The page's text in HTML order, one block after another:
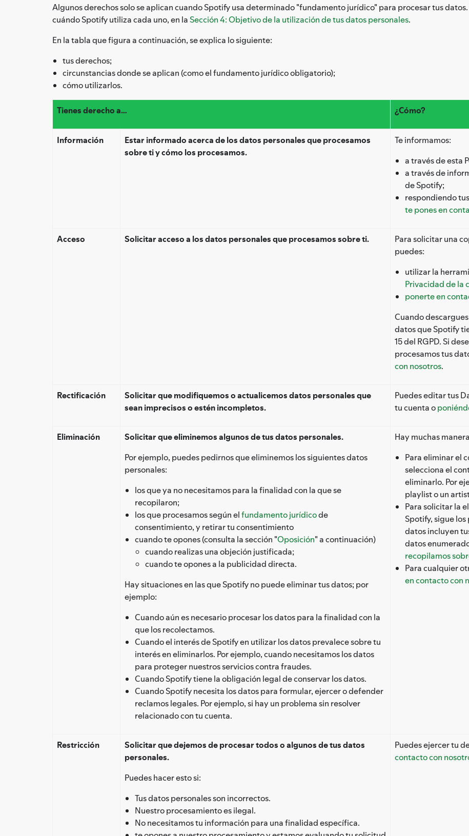
Algunos derechos solo se aplican cuando Spotify usa determinado "fundamento jurídico" para procesar tus
cuándo Spotify utiliza cada uno, en la Sección 4: Objetivo de la utilización de tus datos personales.
En la tabla que figura a continuación, se explica lo siguiente:
tus derechos;
circunstancias donde se aplican (como el fundamento jurídico obligatorio);
cómo utilizarlos.
Tienes derecho a… ¿Cómo?
Información
Estar informado acerca de los datos personales que procesamos
sobre ti y cómo los procesamos.
Te informamos:
a través de esta
a través de
de Spotify;
respondiendo
te pones en
Acceso Solicitar acceso a los datos personales que procesamos sobre ti.
Para solicitar una
puedes:
utilizar la
Privacidad de la
ponerte en
Cuando
datos que Spotify
15 del RGPD. Si
procesamos tus
con nosotros.
Rectificación
Solicitar que modifiquemos o actualicemos datos personales que
sean imprecisos o estén incompletos.
Puedes editar tus
tu cuenta o
Eliminación
Solicitar que eliminemos algunos de tus datos personales.
Por ejemplo, puedes pedirnos que eliminemos los siguientes datos
personales:
los que ya no necesitamos para la finalidad con la que se
recopilaron;
los que procesamos según elfundamento jurídicode
consentimiento, y retirar tu consentimiento
cuando te opones (consulta la sección "Oposición" a continuación)
cuando realizas una objeción justificada;
cuando te opones a la publicidad directa.
Hay situaciones en las que Spotify no puede eliminar tus datos; por
ejemplo:
Cuando aún es necesario procesar los datos para la finalidad con la
que los recolectamos.
Cuando el interés de Spotify en utilizar los datos prevalece sobre tu
interés en eliminarlos. Por ejemplo, cuando necesitamos los datos
para proteger nuestros servicios contra fraudes.
Cuando Spotify tiene la obligación legal de conservar los datos.
Cuando Spotify necesita los datos para formular, ejercer o defender
reclamos legales. Por ejemplo, si hay un problema sin resolver
relacionado con tu cuenta.
Hay muchas
Para eliminar el
selecciona el
eliminarlo. Por
playlist o un
Para solicitar la
Spotify, sigue los
datos incluyen
datos
recopilamos
Para cualquier
en contacto con
Restricción
Solicitar que dejemos de procesar todos o algunos de tus datos
personales.
Puedes hacer esto si:
Tus datos personales son incorrectos.
Nuestro procesamiento es ilegal.
No necesitamos tu información para una finalidad específica.
Puedes ejercer tu
contacto con